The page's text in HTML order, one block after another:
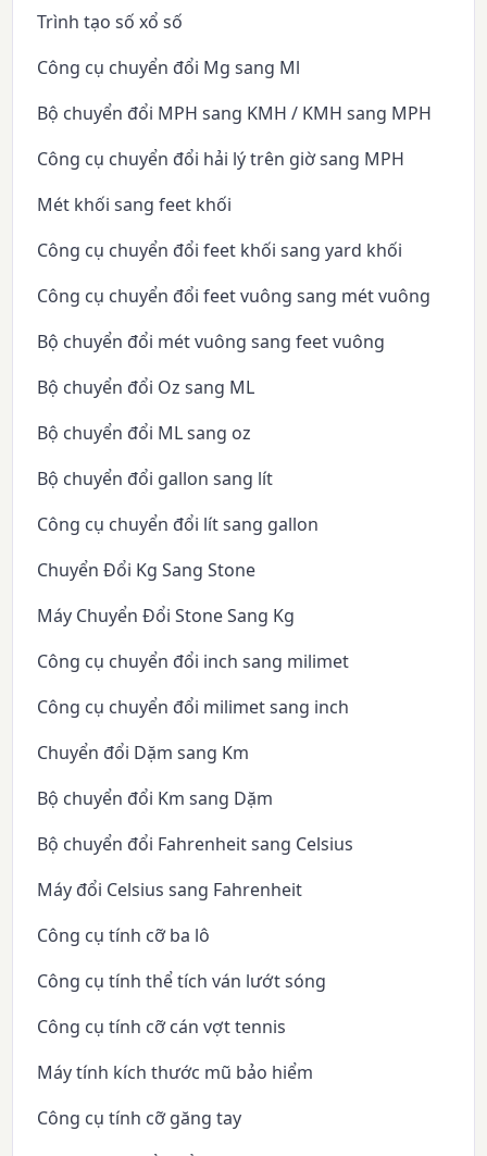
Trình tạo số xổ số
Công cụ chuyển đổi Mg sang Ml
Bộ chuyển đổi MPH sang KMH / KMH sang MPH
Công cụ chuyển đổi hải lý trên giờ sang MPH
Mét khối sang feet khối
Công cụ chuyển đổi feet khối sang yard khối
Công cụ chuyển đổi feet vuông sang mét vuông
Bộ chuyển đổi mét vuông sang feet vuông
Bộ chuyển đổi Oz sang ML
Bộ chuyển đổi ML sang oz
Bộ chuyển đổi gallon sang lít
Công cụ chuyển đổi lít sang gallon
Chuyển Đổi Kg Sang Stone
Máy Chuyển Đổi Stone Sang Kg
Công cụ chuyển đổi inch sang milimet
Công cụ chuyển đổi milimet sang inch
Chuyển đổi Dặm sang Km
Bộ chuyển đổi Km sang Dặm
Bộ chuyển đổi Fahrenheit sang Celsius
Máy đổi Celsius sang Fahrenheit
Công cụ tính cỡ ba lô
Công cụ tính thể tích ván lướt sóng
Công cụ tính cỡ cán vợt tennis
Máy tính kích thước mũ bảo hiểm
Công cụ tính cỡ găng tay